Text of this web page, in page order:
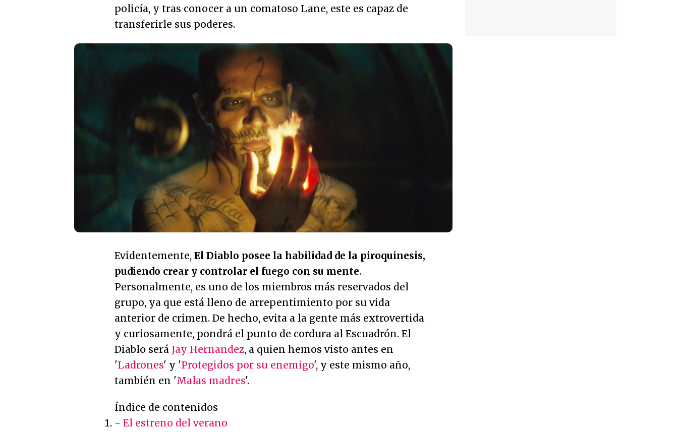
policía, y tras conocer a un comatoso Lane, este es capaz de
transferirle sus poderes.
Evidentemente, El Diablo posee la habilidad de la piroquinesis,
pudiendo crear y controlar el fuego con su mente.
Personalmente, es uno de los miembros más reservados del
grupo, ya que está lleno de arrepentimiento por su vida
anterior de crimen. De hecho, evita a la gente más extrovertida
y curiosamente, pondrá el punto de cordura al Escuadrón. El
Diablo será Jay Hernandez, a quien hemos visto antes en
'Ladrones' y 'Protegidos por su enemigo', y este mismo año,
también en 'Malas madres'.
Índice de contenidos
- El estreno del verano